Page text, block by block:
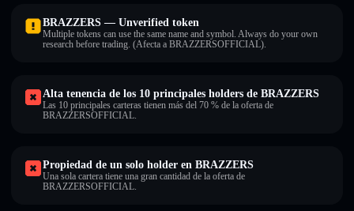
BRAZZERS — Unverified token
Multiple tokens can use the same name and symbol. Always do your own
research before trading. (Afecta a BRAZZERSOFFICIAL).
Alta tenencia de los 10 principales holders de BRAZZERS
Las 10 principales carteras tienen más del 70 % de la oferta de
BRAZZERSOFFICIAL.
Propiedad de un solo holder en BRAZZERS
Una sola cartera tiene una gran cantidad de la oferta de
BRAZZERSOFFICIAL.